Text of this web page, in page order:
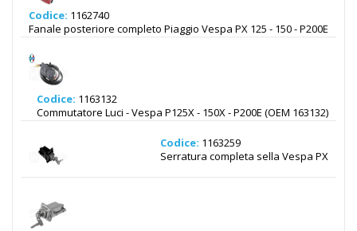
Codice: 1162740
Fanale posteriore completo Piaggio Vespa PX 125 - 150 - P200E
Codice: 1163132
Commutatore Luci - Vespa P125X - 150X - P200E (OEM 163132)
Codice: 1163259
Serratura completa sella Vespa PX